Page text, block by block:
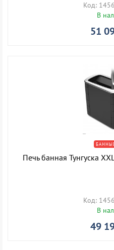
Код:
В
51
Печь банная Тунгуска
Код:
В
49